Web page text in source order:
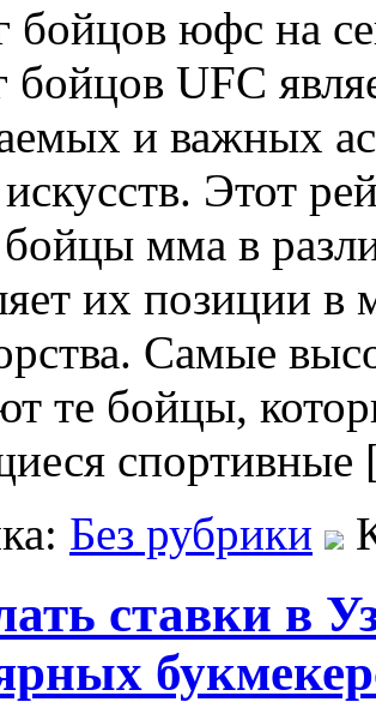
бoйцoв юфс нa
бойцов UFC
и важных
Этот
мма в
их позиции в
Самые
те бойцы,
Без рубрики
ставки в